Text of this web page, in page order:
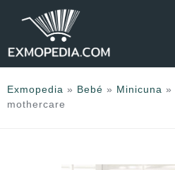
Exmopedia » Bebé » Minicuna »
mothercare